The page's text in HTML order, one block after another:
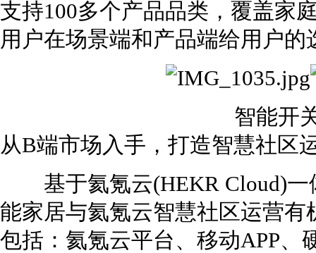
支持100多个产品品类，覆盖家
用户在场景端和产品端给用户的
智能开
从B端市场入手，打造智慧社区
基于氦氪云(HEKR Cloud)一
能家居与氦氪云智慧社区运营
包括：氦氪云平台、移动APP、